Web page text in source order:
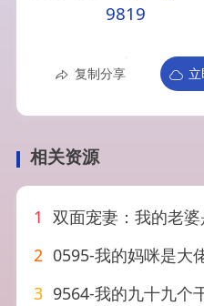
9819
复制分享
相关资源
1 双面宠妻：我的老婆是大佬&双面宠
2 0595-我的妈咪是大
3 9564-我的九十九个